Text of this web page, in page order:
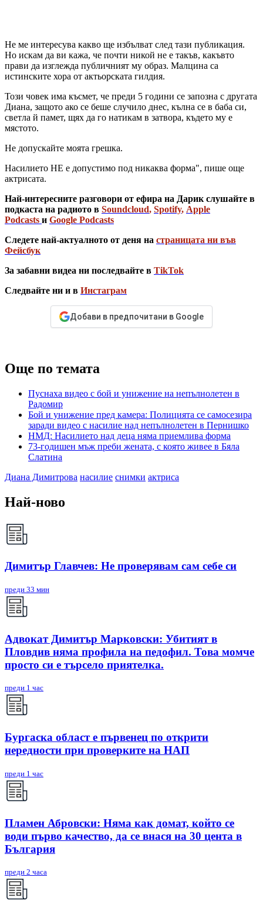
Не ме интересува какво ще избълват след тази публикация.
Но искам да ви кажа, че почти никой не е такъв, какъвто
прави да изглежда публичният му образ. Малцина са
истинските хора от актьорската гилдия.
Този човек има късмет, че преди 5 години се запозна с другата
Диана, защото ако се беше случило днес, кълна се в баба си,
светла й памет, щях да го натикам в затвора, където му е
мястото.
Не допускайте моята грешка.
Насилието НЕ е допустимо под никаква форма", пише още
актрисата.
Най-интересните разговори от ефира на Дарик слушайте в
подкаста на радиото в Soundcloud, Spotify, Apple
Podcasts и Google Podcasts
Следете най-актуалното от деня на страницата ни във
Фейсбук
За забавни видеа ни последвайте в TikTok
Следвайте ни и в Инстаграм
Добави в предпочитани в Google
Още по темата
Пуснаха видео с бой и унижение на непълнолетен в
Радомир
Бой и унижение пред камера: Полицията се самосезира
заради видео с насилие над непълнолетен в Пернишко
НМД: Насилието над деца няма приемлива форма
73-годишен мъж преби жената, с която живее в Бяла
Слатина
Диана Димитрова насилие снимки актриса
Най-ново
Димитър Главчев: Не проверявам сам себе си
преди 33 мин
Адвокат Димитър Марковски: Убитият в
Пловдив няма профила на педофил. Това момче
просто си е търсело приятелка.
преди 1 час
Бургаска област е първенец по открити
нередности при проверките на НАП
преди 1 час
Пламен Абровски: Няма как домат, който се
води първо качество, да се внася на 30 цента в
България
преди 2 часа